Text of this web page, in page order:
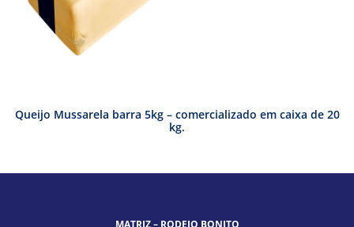
Queijo Mussarela barra 5kg – comercializado em caixa de 20
kg.
MATRIZ – RODEIO BONITO